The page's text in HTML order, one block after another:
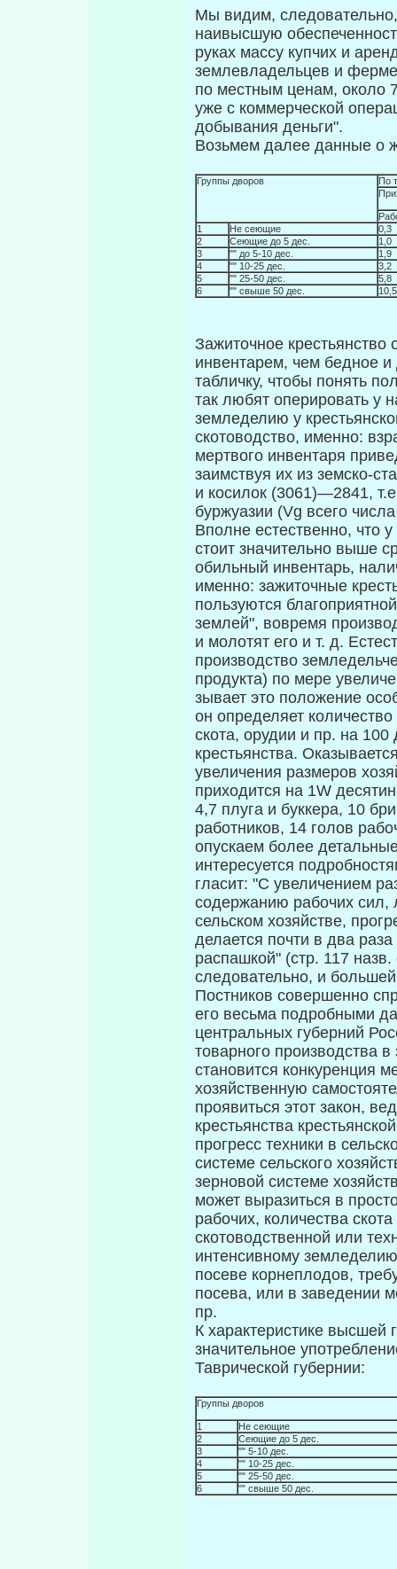
Мы видим, следовательно,
наивысшую
руках массу купчих и
землевладельцев и
по местным ценам, около
уже с коммерческой
добывания деньги".
Возьмем далее данные о
Группы дворов
По
1
Не сеющие
0,3
2
Сеющие до 5 дес.
1,0
3
"" до 5-10 дес.
1,9
4
"" 10-25 дес.
3,2
5
"" 25-50 дес.
5,8
6
"" свыше 50 дес. 10,5
Зажиточное крестьянство
инвентарем, чем бедное и
табличку, чтобы понять
так любят оперировать у
земледелию у
ското­водство, именно:
мертвого инвентаря
заимствуя их из земско-
и косилок (3061)—2841,
буржуазии (Vg всего
Вполне естественно, что
стоит значительно выше
обильный инвен­тарь,
именно: зажиточные
пользуются
землей", вовремя
и молотят его и т. д.
производство
продукта) по мере
зывает это положение
он определяет
скота, ору­дии и пр. на 100
крестьянства.
увеличения размеров
приходится на 1W
4,7 плуга и буккера, 10
работников, 14 голов
опускаем более
интересуется
гласит: "С увеличением
содержанию рабочих сил,
сельском хозяйстве,
делается почти в два
распашкой" (стр. 117
следовательно, и большей
Постников совершенно
его весьма подробными
центральных губерний
товарного производства
становится конкуренция
хозяйственную
проявиться этот закон,
крестьянства
прогресс техники в
системе сель­ского
зерновой системе
может выразиться в
рабочих, ко­личества
скотоводственной или
интенсивному
посеве корнеплодов,
посева, или в заведении
пр.
К характеристике высшей
значительное
Таврической губернии:
Группы дворов
1
Не сеющие
2
Сеющие до 5 дес.
3
"" 5-10 дес.
4
"" 10-25 дес.
5
"" 25-50 дес.
6
"" свыше 50 дес.